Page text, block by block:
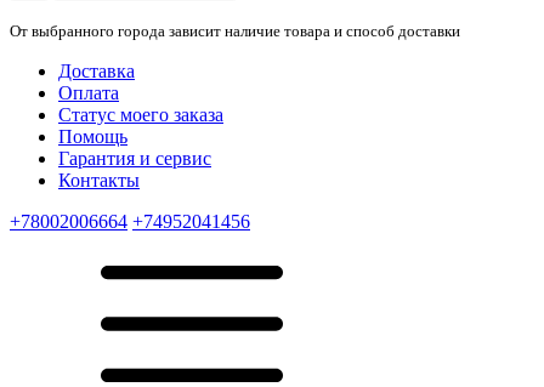
От выбранного города зависит наличие товара и способ доставки
Доставка
Оплата
Статус моего заказа
Помощь
Гарантия и сервис
Контакты
+78002006664 +74952041456